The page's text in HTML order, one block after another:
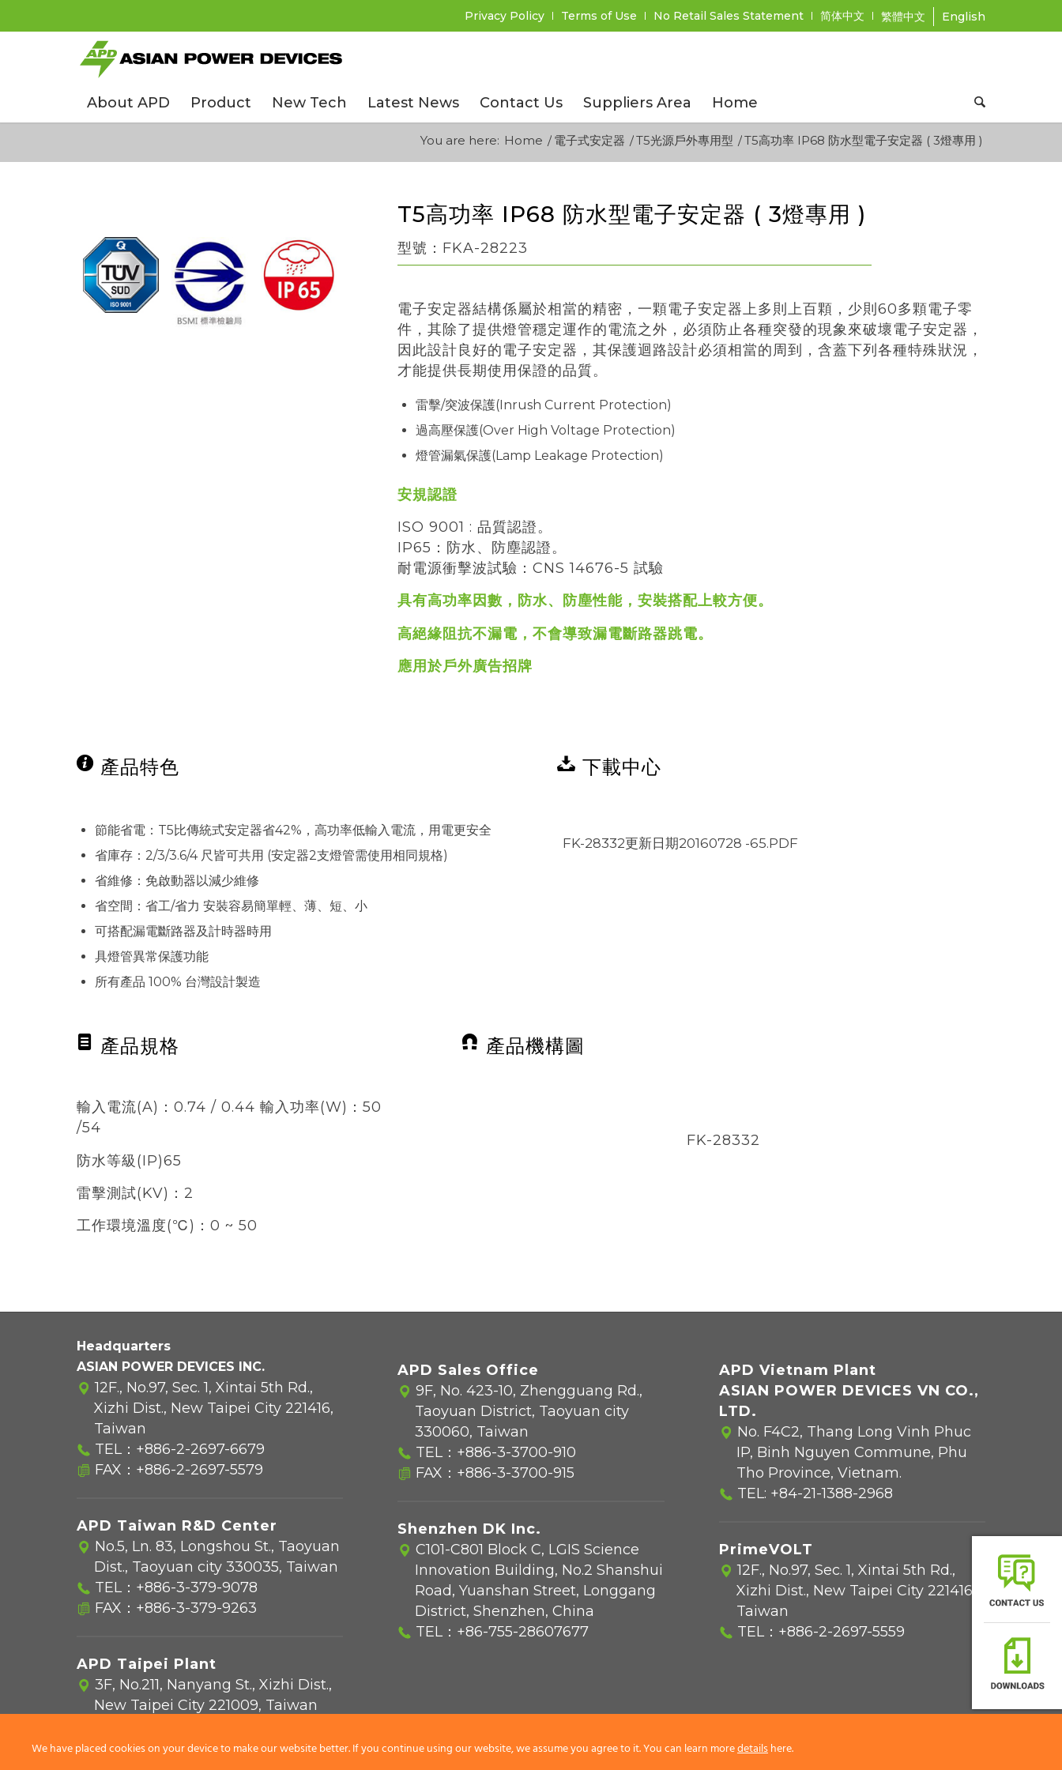
Privacy Policy Terms of Use No Retail Sales Statement 简体中文 繁體中文 English
About APD Product New Tech Latest News Contact Us Suppliers Area Home
You are here: Home / 電子式安定器 /T5光源戶外專用型 /T5高功率 IP68 防水型電子安定器 ( 3燈專用 )
T5高功率 IP68 防水型電子安定器 ( 3燈專用 )
型號： FKA-28223
電子安定器結構係屬於相當的精密，一顆電子安定器上多則上百顆，少則60多顆電子零
件，其除了提供燈管穩定運作的電流之外，必須防止各種突發的現象來破壞電子安定器，
因此設計良好的電子安定器，其保護迴路設計必須相當的周到，含蓋下列各種特殊狀況，
才能提供長期使用保證的品質。
雷擊/突波保護(Inrush Current Protection)
過高壓保護(Over High Voltage Protection)
燈管漏氣保護(Lamp Leakage Protection)
安規認證
ISO 9001 : 品質認證。
IP65：防水、防塵認證。
耐電源衝擊波試驗：CNS 14676-5 試驗
具有高功率因數，防水、防塵性能，安裝搭配上較方便。
高絕緣阻抗不漏電，不會導致漏電斷路器跳電。
應用於戶外廣告招牌
產品特色
節能省電：T5比傳統式安定器省42%，高功率低輸入電流，用電更安全
省庫存：2/3/3.6/4 尺皆可共用 (安定器2支燈管需使用相同規格)
省維修：免啟動器以減少維修
省空間：省工/省力 安裝容易簡單輕、薄、短、小
可搭配漏電斷路器及計時器時用
具燈管異常保護功能
所有產品 100% 台灣設計製造
下載中心
FK-28332更新日期20160728 -65.PDF
產品規格
輸入電流(A)：0.74 / 0.44 輸入功率(W)：50
/54
防水等級(IP)65
雷擊測試(KV)：2
工作環境溫度(℃)：0 ~ 50
產品機構圖
FK-28332
Headquarters
ASIAN POWER DEVICES INC.
12F., No.97, Sec. 1, Xintai 5th Rd.,
Xizhi Dist., New Taipei City 221416,
Taiwan
TEL： +886-2-2697-6679
FAX：+886-2-2697-5579
APD Taiwan R&D Center
No.5, Ln. 83, Longshou St., Taoyuan
Dist., Taoyuan city 330035, Taiwan
TEL： +886-3-379-9078
FAX：+886-3-379-9263
APD Taipei Plant
3F, No.211, Nanyang St., Xizhi Dist.,
New Taipei City 221009, Taiwan
FAX：+886-2-2693-1009
APD Sales Office
9F, No. 423-10, Zhengguang Rd.,
Taoyuan District, Taoyuan city
330060, Taiwan
TEL： +886-3-3700-910
FAX：+886-3-3700-915
Shenzhen DK Inc.
C101-C801 Block C, LGIS Science
Innovation Building, No.2 Shanshui
Road, Yuanshan Street, Longgang
District, Shenzhen, China
TEL： +86-755-28607677
APD Vietnam Plant
ASIAN POWER DEVICES VN CO.,
LTD.
No. F4C2, Thang Long Vinh Phuc
IP, Binh Nguyen Commune, Phu
Tho Province, Vietnam.
TEL: +84-21-1388-2968
PrimeVOLT
12F., No.97, Sec. 1, Xintai 5th Rd.,
Xizhi Dist., New Taipei City 221416,
Taiwan
TEL： +886-2-2697-5559
We have placed cookies on your device to make our website better. If you continue using our website, we assume you agree to it. You can learn moredetailshere.